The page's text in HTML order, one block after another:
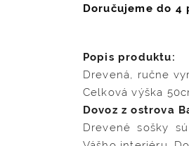
Doručujeme do 4
Popis produktu:
Drevená, ručne
Celková výška
Dovoz z ostrova
Drevené sošky